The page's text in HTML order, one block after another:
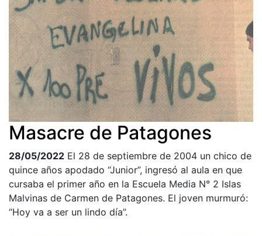
Masacre de Patagones
28/05/2022 El 28 de septiembre de 2004 un chico de
quince años apodado “Junior”, ingresó al aula en que
cursaba el primer año en la Escuela Media N° 2 Islas
Malvinas de Carmen de Patagones. El joven murmuró:
“Hoy va a ser un lindo día”.